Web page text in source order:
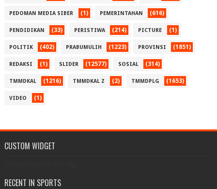
PEDOMAN MEDIA SIBER (1) PEMERINTAHAN (616)
PENDIDIKAN (33) PERISTIWA (214) PICTURE (1)
POLITIK (402) PRABUMULIH (1223) PROVINSI (1851)
REDAKSI (1) SLIDER (12577) SOSIAL (314)
TMMDKAL (1216) TMMDKAL Z (2) TMMDPLG (1653)
VIDEO (1)
CUSTOM WIDGET
RECENT IN SPORTS